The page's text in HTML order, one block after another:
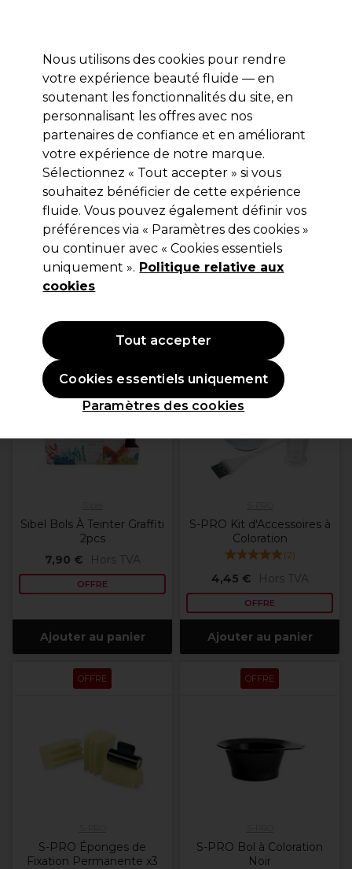
Se connecter
Marques Bons plans Coiffure Electro et Matériel
Livraison et délais
lire la suite
Coiffure Matériel de coiffure Pinceau et bols de coloration
Pinceau et bols de coloration
Filters
Sibel Bols À Teinter Graffiti
2pcs
7,90 €
Hors TVA
OFFRE
Ajouter au panier
OFFRE
S-PRO Kit d'Accessoires à
Coloration
(2)
4,45 € Hors TVA
OFFRE
Ajouter au panier
OFFRE
S-PRO Éponges de
Fixation Permanente x3
OFFRE
S-PRO Bol à Coloration
Noir
Nous utilisons des cookies pour rendre
votre expérience beauté fluide — en
soutenant les fonctionnalités du site, en
personnalisant les offres avec nos
partenaires de confiance et en améliorant
votre expérience de notre marque.
Sélectionnez « Tout accepter » si vous
souhaitez bénéficier de cette expérience
fluide. Vous pouvez également définir vos
préférences via « Paramètres des cookies »
ou continuer avec « Cookies essentiels
uniquement ». Politique relative aux
cookies
Paramètres des cookies
Cookies essentiels uniquement
Tout accepter